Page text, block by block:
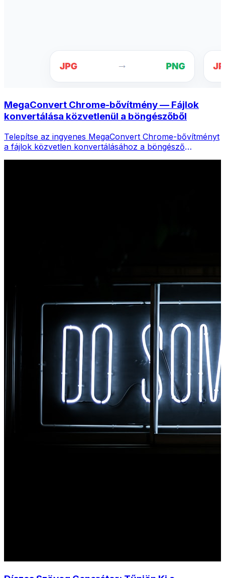
MegaConvert Chrome-bővítmény — Fájlok
konvertálása közvetlenül a böngészőből
Telepítse az ingyenes MegaConvert Chrome-bővítményt
a fájlok közvetlen konvertálásához a böngésző